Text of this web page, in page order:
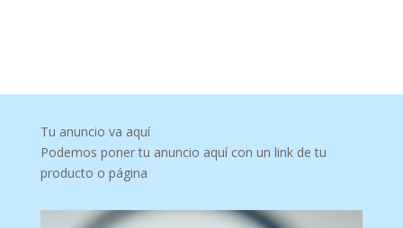
Tu anuncio va aquí
Podemos poner tu anuncio aquí con un link de tu
producto o página